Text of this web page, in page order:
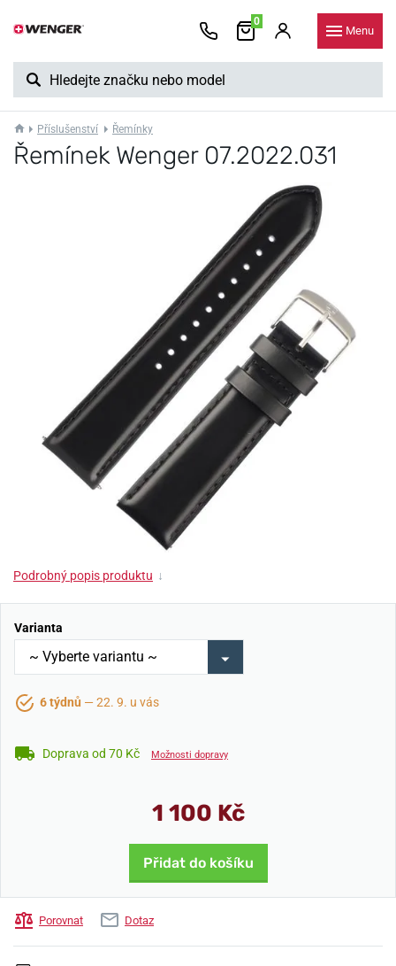
0
Menu
Příslušenství Řemínky
Řemínek Wenger 07.2022.031
Podrobný popis produktu ↓
Varianta
6 týdnů — 22. 9. u vás
Doprava od 70 Kč Možnosti dopravy
1 100 Kč
Přidat do košíku
Porovnat Dotaz